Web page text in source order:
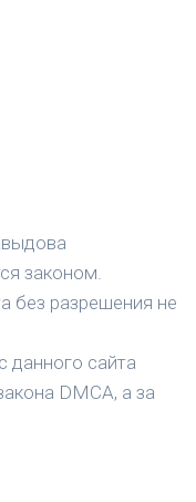
законом.
без разрешения не
данного сайта
DMCA, а за